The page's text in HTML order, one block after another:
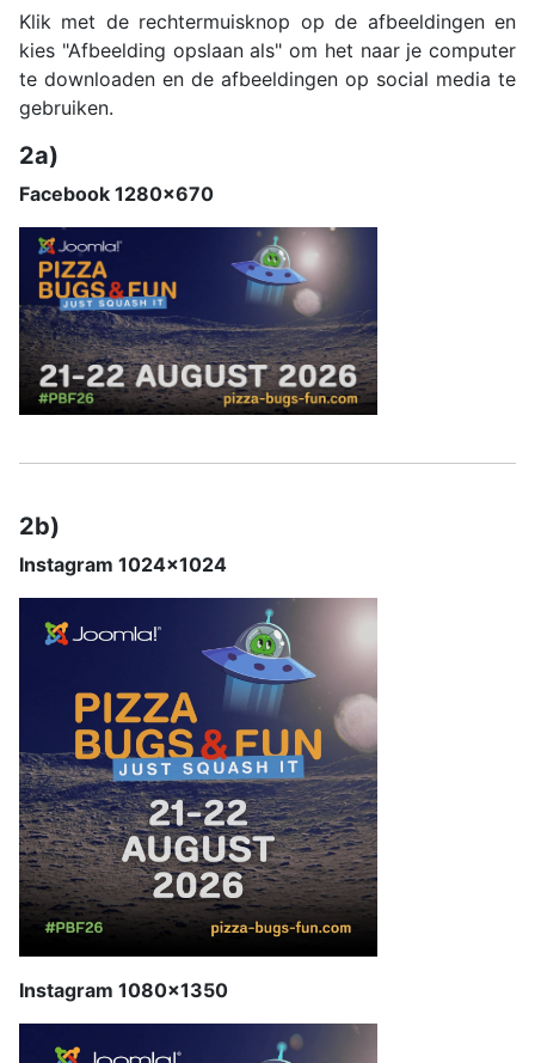
Klik met de rechtermuisknop op de afbeeldingen en
kies "Afbeelding opslaan als" om het naar je computer
te downloaden en de afbeeldingen op social media te
gebruiken.
2a)
Facebook 1280x670
2b)
Instagram 1024x1024
Instagram 1080x1350